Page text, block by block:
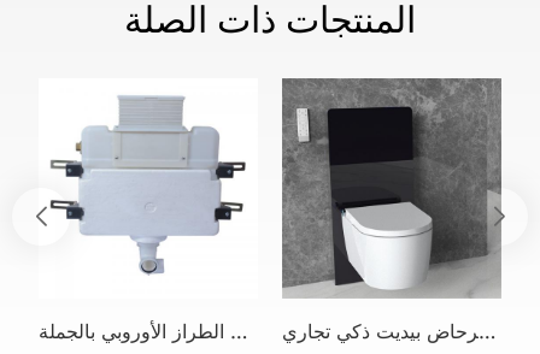
المنتجات ذات الصلة
خزان مياه مخفي عالمي على الطراز الأوروبي بالجملة مرحاض بيديت ذكي تجاري B2B من العلامة التجارية OEM مع صهريج خزانة